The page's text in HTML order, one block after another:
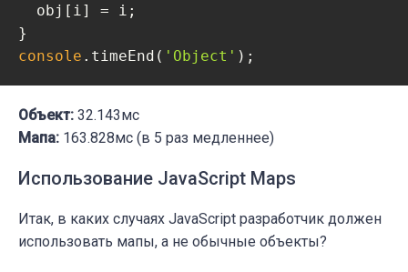
  obj[i] = i;
console .timeEnd( 'Object' );
Объект: 32.143мс
Мапа: 163.828мс (в 5 раз медленнее)
Использование JavaScript Maps
Итак, в каких случаях JavaScript разработчик должен
использовать мапы, а не обычные объекты?